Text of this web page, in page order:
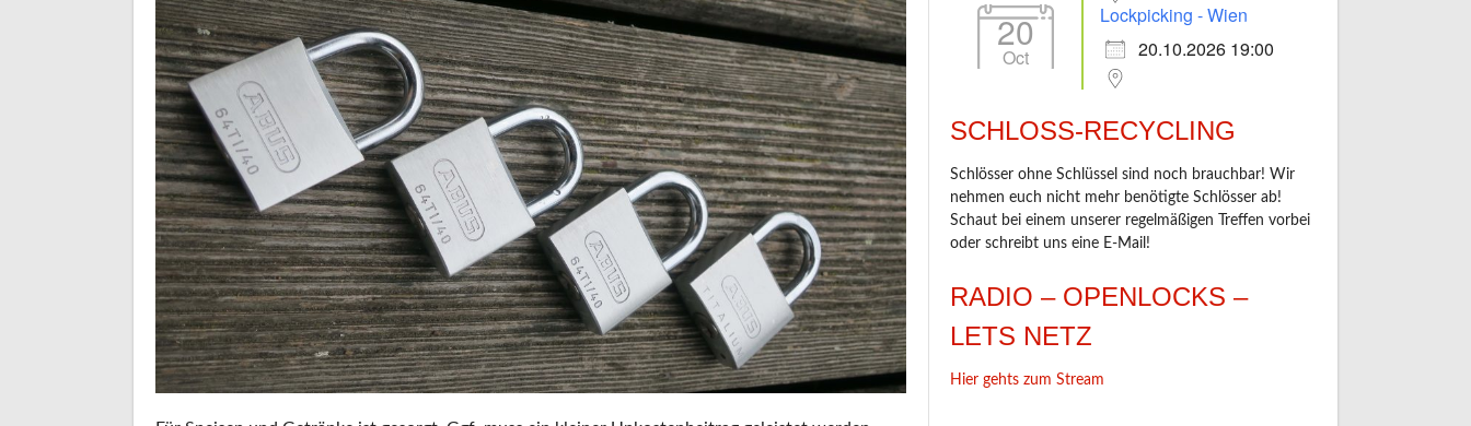
20
Oct
Lockpicking - Wien
20.10.2026 19:00
SCHLOSS-RECYCLING
Schlösser ohne Schlüssel sind noch brauchbar! Wir
nehmen euch nicht mehr benötigte Schlösser ab!
Schaut bei einem unserer regelmäßigen Treffen vorbei
oder schreibt uns eine E-Mail!
RADIO – OPENLOCKS –
LETS NETZ
Hier gehts zum Stream